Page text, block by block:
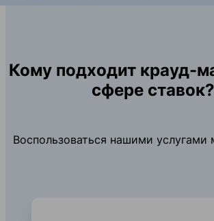
Кому подходит крауд-
сфере ставок?
Воспользоваться нашими